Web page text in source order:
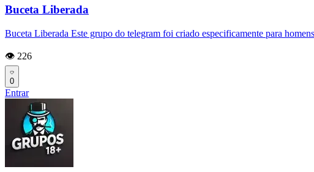
Buceta Liberada
Buceta Liberada Este grupo do telegram foi criado especificamente para
👁️ 226
0
Entrar